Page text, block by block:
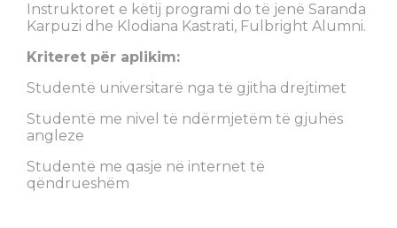
Instruktoret e këtij programi do të jenë Saranda
Karpuzi dhe Klodiana Kastrati, Fulbright Alumni.
Kriteret për aplikim:
Studentë universitarë nga të gjitha drejtimet
Studentë me nivel të ndërmjetëm të gjuhës
angleze
Studentë me qasje në internet të
qëndrueshëm